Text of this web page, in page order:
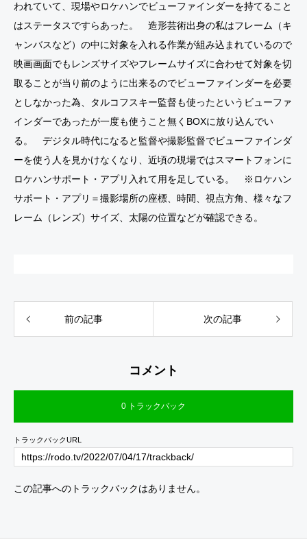
われていて、現場やロケハンでビューファインダーを持てること
はステータスですらあった。 造形芸術出身の私はフレーム（キ
ャンバスなど）の中に対象を入れる作業が組み込まれているので
映画画面でもレンズサイズやフレームサイズに合わせて対象を切
取ることが当り前のように出来るのでビューファインダーを必要
としなかった為、タルコフスキー監督も使ったというビューファ
インダーであったが一度も使うこと無くBOXに放り込んでい
る。 デジタル時代になると監督や撮影監督でビューファインダ
ーを使う人を見かけなくなり、近頃の現場ではスマートフォンに
ロケハンサポート・アプリ入れて用を足している。 ※ロケハン
サポート・アプリ＝撮影場所の座標、時間、視点方角、様々なフ
レーム（レンズ）サイズ、太陽の位置などが確認できる。
前の記事 次の記事
コメント
0 トラックバック
トラックバックURL
この記事へのトラックバックはありません。